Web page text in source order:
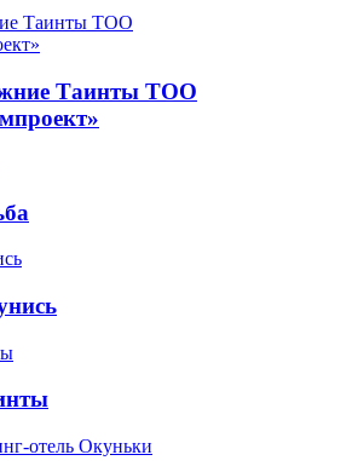
Таинты ТОО